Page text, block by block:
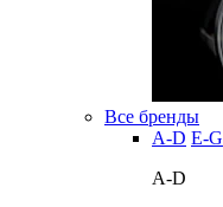
Все бренды
A-D E-G
A-D